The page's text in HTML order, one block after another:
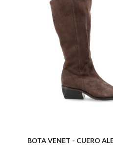
BOTA VENET - CUERO